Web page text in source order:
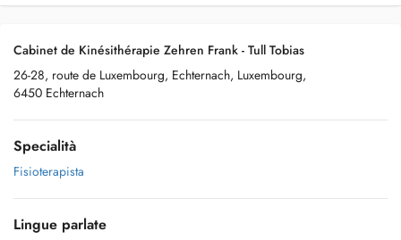
Cabinet de Kinésithérapie Zehren Frank - Tull Tobias
26-28, route de Luxembourg, Echternach, Luxembourg,
6450 Echternach
Specialità
Fisioterapista
Lingue parlate